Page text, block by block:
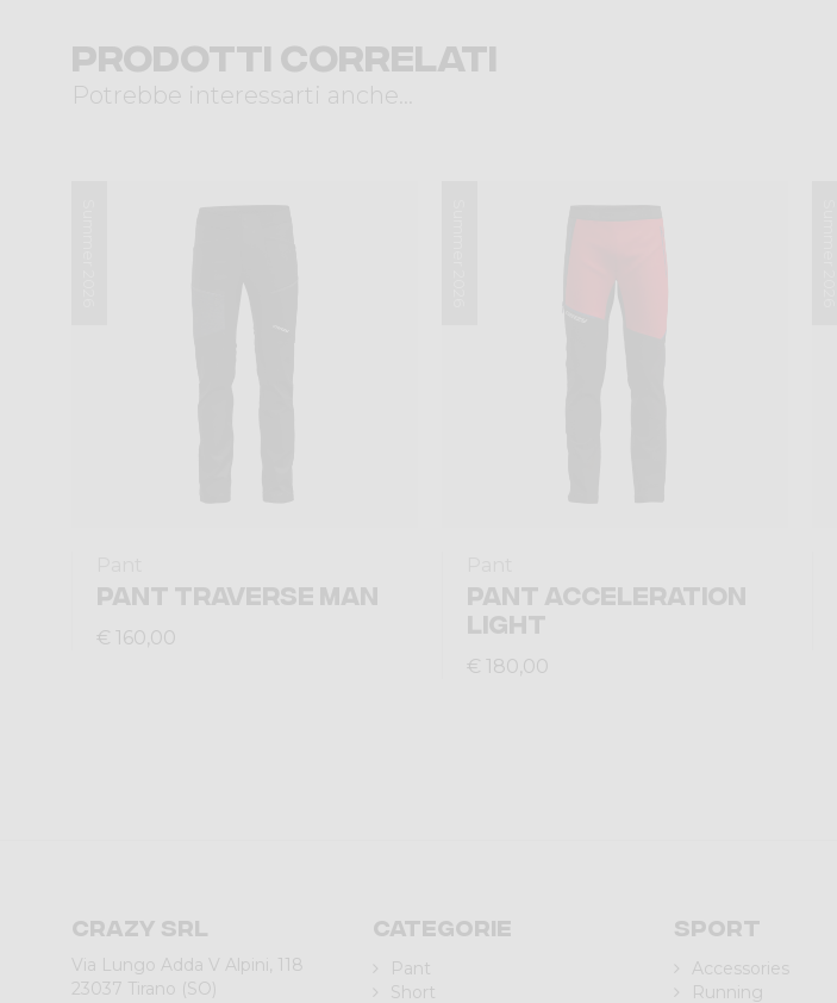
Prodotti correlati
Potrebbe interessarti anche...
PANT TRAVERSE MAN
€ 160,00
PANT ACCELERATION
LIGHT
€ 180,00
Crazy srl
Via Lungo Adda V Alpini, 118
23037 Tirano (SO)
Categorie
Pant
Short
Sport
Accessories
Running